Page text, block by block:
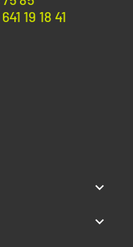
puede ponerse
33 75 85 (España)
de España). Si lo
el extranjero, a
19 18 41

